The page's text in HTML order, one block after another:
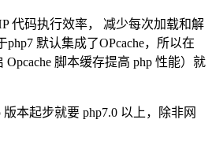
代码执行效率， 减少每次加载和解
默认集成了OPcache，所以在
Opcache 脚本缓存提高 php 性能）就
本起步就要 php7.0 以上，除非网